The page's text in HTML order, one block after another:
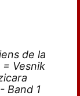
de la
= Vesnik
Band 1